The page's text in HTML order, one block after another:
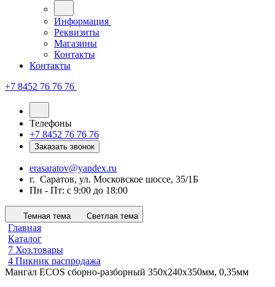
Информация
Реквизиты
Магазины
Контакты
Контакты
+7 8452 76 76 76
Телефоны
+7 8452 76 76 76
Заказать звонок
erasaratov@yandex.ru
г. Саратов, ул. Московское шоссе, 35/1Б
Пн - Пт: с 9:00 до 18:00
Темная тема Светлая тема
Главная
Каталог
7 Хоз.товары
4 Пикник распродажа
Мангал ECOS сборно-разборный 350х240х350мм, 0,35мм